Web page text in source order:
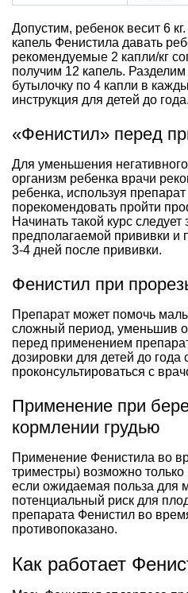
Допустим, ребенок весит 6
капель Фенистила давать
рекомендуемые 2 капли/кг
получим 12 капель.
бутылочку по 4 капли в
инструкция для детей до года.
«Фенистил» перед
Для уменьшения
организм ребенка врачи
ребенка, используя
порекомендовать пройти
Начинать такой курс следует
предполагаемой прививки и
3-4 дней после прививки.
Фенистил при
Препарат может помочь
сложный период, уменьшив
перед применением
дозировки для детей до года
проконсультироваться с
Применение при
кормлении грудью
Применение Фенистила во
триместры) возможно
если ожидаемая польза для
потенциальный риск для
препарата Фенистил во
противопоказано.
Как работает